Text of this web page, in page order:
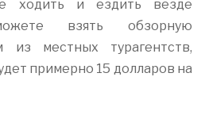
ходить и ездить везде
взять обзорную
местных турагентств,
примерно 15 долларов на